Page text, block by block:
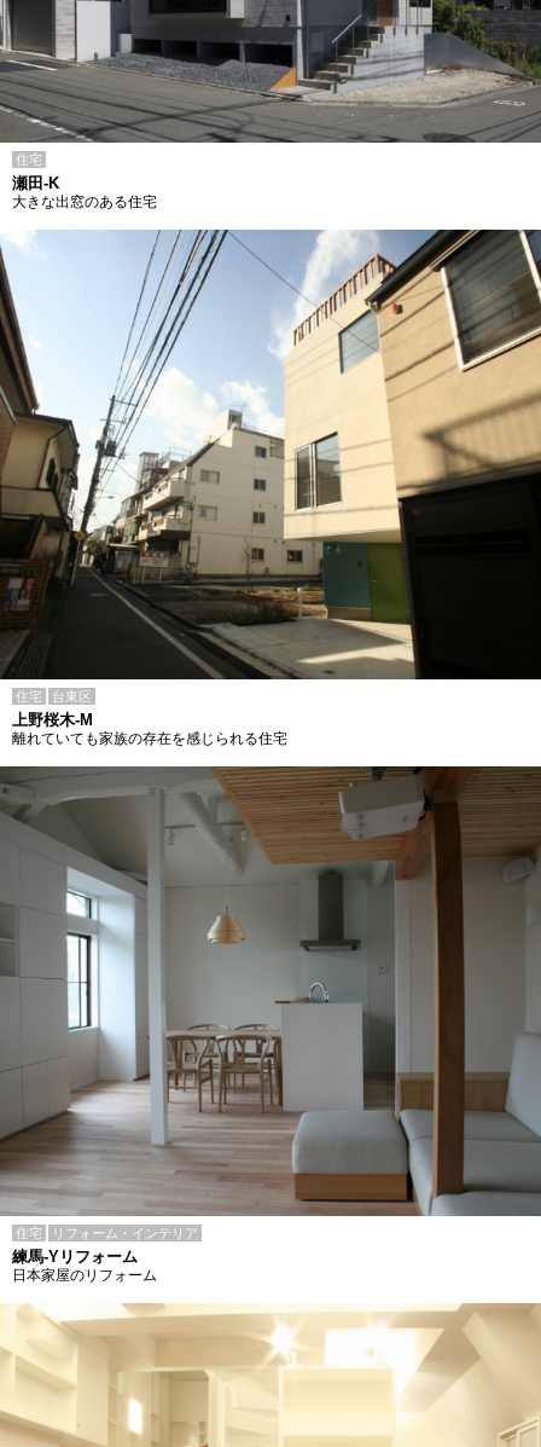
住宅
瀬田-K
大きな出窓のある住宅
住宅 台東区
上野桜木-M
離れていても家族の存在を感じられる住宅
住宅 リフォーム・インテリア
練馬-Yリフォーム
日本家屋のリフォーム